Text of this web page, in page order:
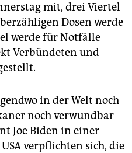
mit, drei Viertel
Dosen werde
werde für Notfälle
Verbündeten und
in der Welt noch
noch verwundbar
Joe Biden in einer
verpflichten sich, die